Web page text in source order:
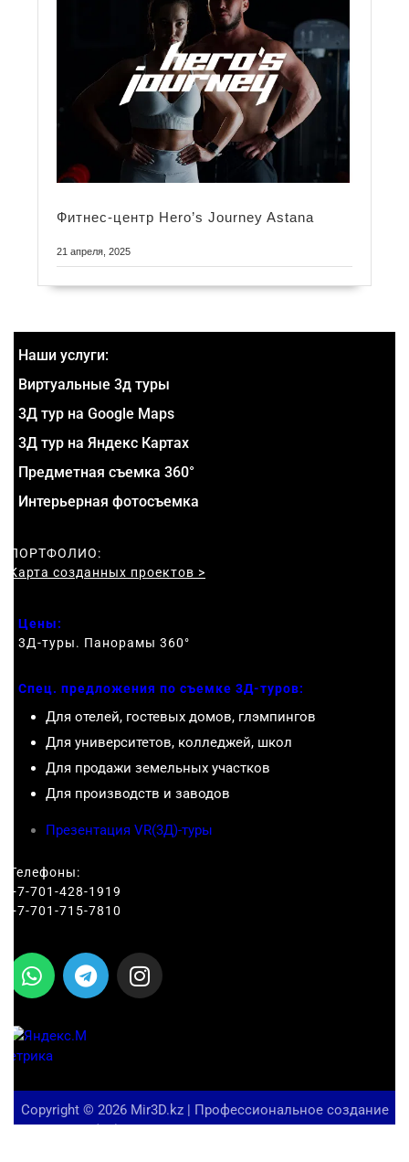
Фитнес-центр Hero’s Journey Astana
21 апреля, 2025
Наши услуги:
Виртуальные 3д туры
3Д тур на Google Maps
3Д тур на Яндекс Картах
Предметная съемка 360°
Интерьерная фотосъемка
ПОРТФОЛИО:
Карта созданных проектов >
Цены:
3Д-туры. Панорамы 360°
Спец. предложения по съемке 3Д-туров:
Для отелей, гостевых домов, глэмпингов
Для университетов, колледжей, школ
Для продажи земельных участков
Для производств и заводов
Презентация VR(3Д)-туры
Телефоны:
+7-701-428-1919
+7-701-715-7810
Copyright © 2026 Mir3D.kz | Профессиональное создание
VR(3D)-туров 360° | Аэропанорамы 360°